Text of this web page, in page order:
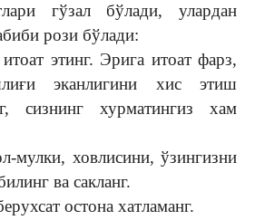
гўзал бўлади, улардан
рози бўлади:
этинг. Эрига итоат фарз,
эканлигини хис этиш
сизнинг хурматингиз хам
ховлисини, ўзингизни
ва сакланг.
остона хатламанг.